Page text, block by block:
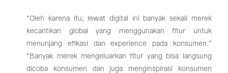
“Oleh karena itu, lewat digital ini banyak sekali merek
kecantikan global yang menggunakan fitur untuk
menunjang efikasi dan experience pada konsumen.”
“Banyak merek mengeluarkan fitur yang bisa langsung
dicoba konsumen dan juga menginspirasi konsumen